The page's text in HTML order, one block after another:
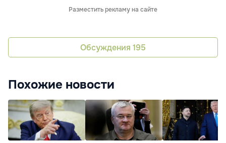
Разместить рекламу на сайте
Обсуждения 195
Похожие новости